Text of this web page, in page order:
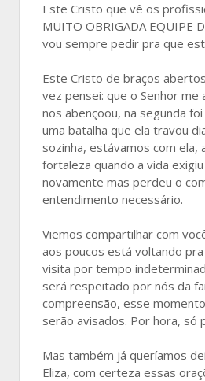
Este Cristo que vê os
MUITO OBRIGADA EQUIPE
vou sempre pedir pra que
Este Cristo de braços
vez pensei: que o Senhor
nos abençoou, na segunda
uma batalha que ela travou
sozinha, estávamos com
fortaleza quando a vida
novamente mas perdeu o
entendimento necessário.
Viemos compartilhar com
aos poucos está voltando
visita por tempo
será respeitado por nós da
compreensão, esse
serão avisados. Por hora, só
Mas também já queríamos
Eliza, com certeza essas